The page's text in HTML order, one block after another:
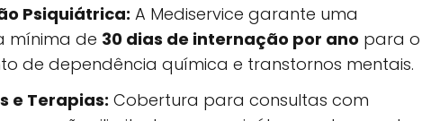
Psiquiátrica: A Mediservice garante uma
mínima de 30 dias de internação por ano para o
de dependência química e transtornos mentais.
e Terapias: Cobertura para consultas com